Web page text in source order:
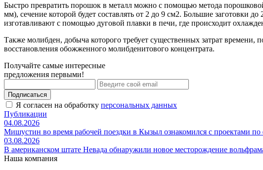
Быстро превратить порошок в металл можно с помощью метода
мм), сечение которой будет составлять от 2 до 9 см2. Большие заготовки
изготавливают с помощью дуговой плавки в печи, где происходит
Также молибден, добыча которого требует существенных затрат
восстановления обожженного молибденитового концентрата.
Получайте самые интересные
предложения первыми!
Подписаться
Я согласен на обработку персональных данных
Публикации
04.08.2026
Мишустин во время рабочей поездки в Кызыл ознакомился с проектами
03.08.2026
В американском штате Невада обнаружили новое месторождение
Наша компания